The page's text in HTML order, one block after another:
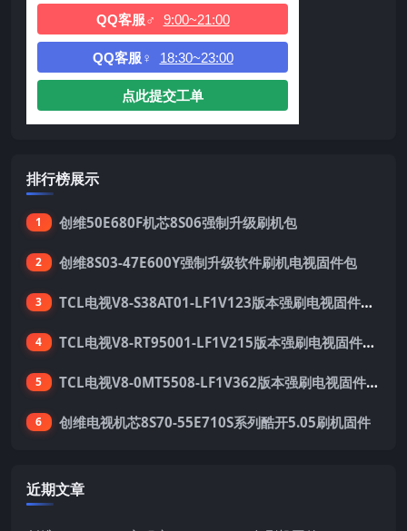
QQ客服♂ 9:00~21:00
QQ客服♀ 18:30~23:00
点此提交工单
排行榜展示
1 创维50E680F机芯8S06强制升级刷机包
2 创维8S03-47E600Y强制升级软件刷机电视固件包
3 TCL电视V8-S38AT01-LF1V123版本强刷电视固件包下载
4 TCL电视V8-RT95001-LF1V215版本强刷电视固件包下载
5 TCL电视V8-0MT5508-LF1V362版本强刷电视固件包下载
6 创维电视机芯8S70-55E710S系列酷开5.05刷机固件
近期文章